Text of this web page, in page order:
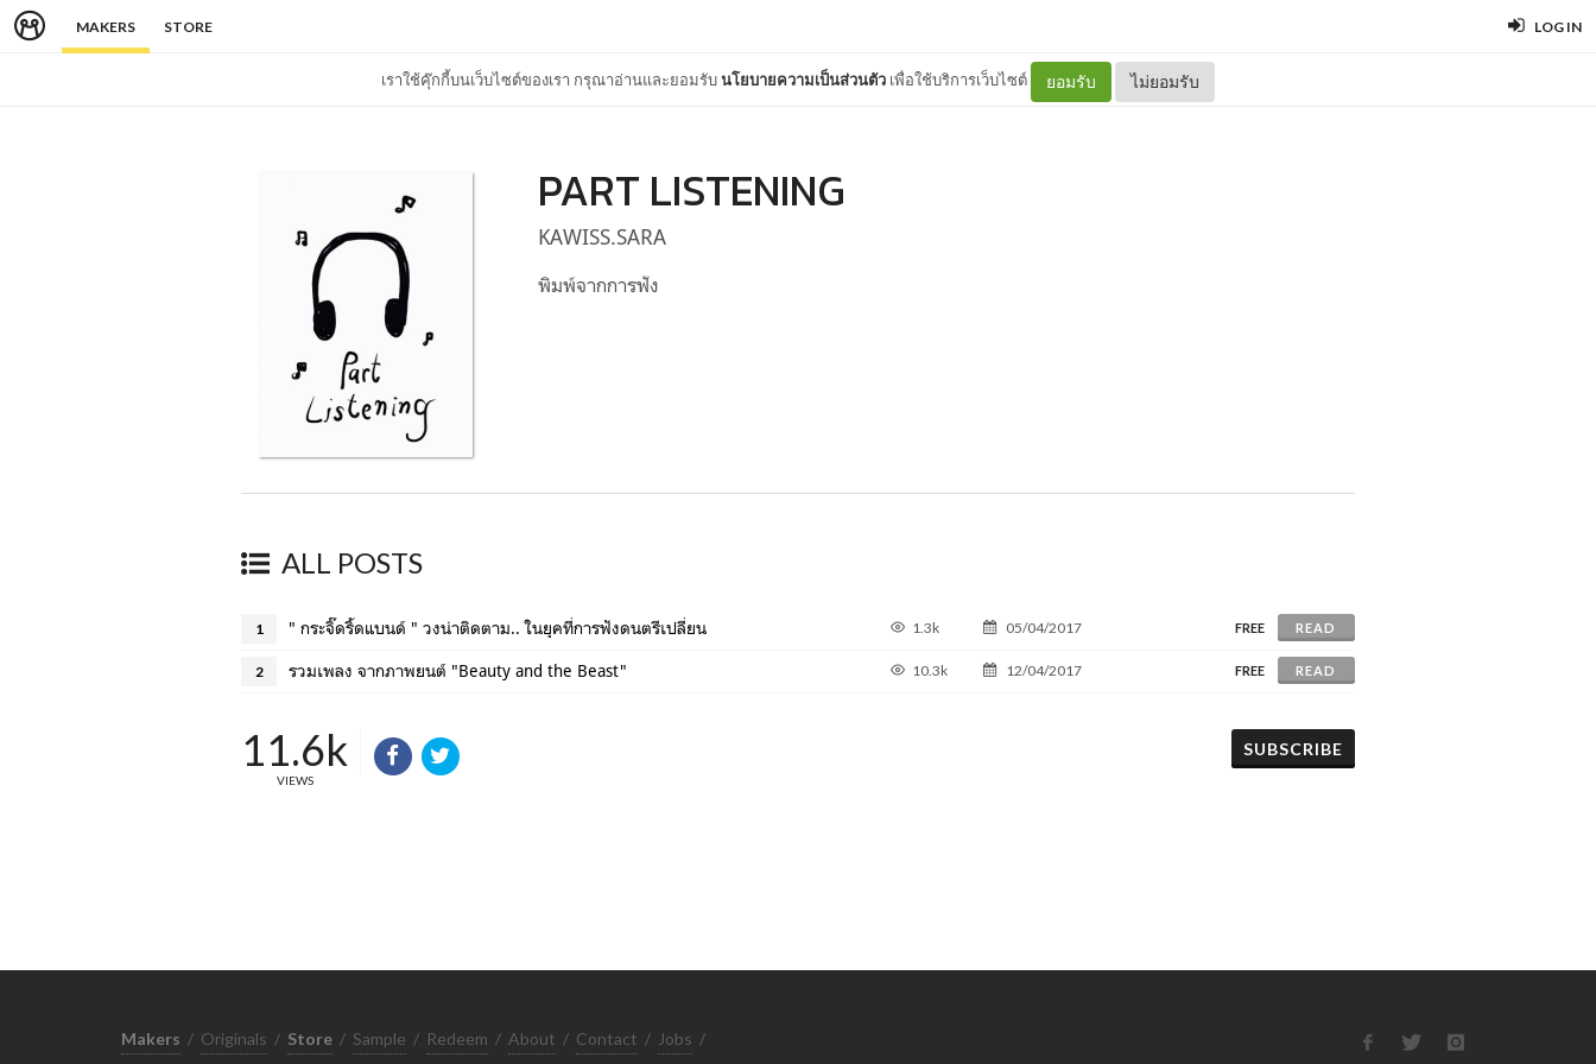
MAKERS STORE LOG IN
เราใช้คุ๊กกี้บนเว็บไซต์ของเรา กรุณาอ่านและยอมรับนโยบายความเป็นส่วนตัว เพื่อใช้บริการเว็บไซต์ ยอมรับ ไม่ยอมรับ
PART LISTENING
KAWISS.SARA
พิมพ์จากการฟัง
ALL POSTS
1 " กระจิ๊ดริ้ดแบนด์ " วงน่าติดตาม.. ในยุคที่การฟังดนตรีเปลี่ยน 1.3k 05/04/2017 FREE READ
2 รวมเพลง จากภาพยนต์ "Beauty and the Beast" 10.3k 12/04/2017 FREE READ
11.6k
VIEWS
SUBSCRIBE
Makers / Originals / Store / Sample / Redeem / About / Contact / Jobs /